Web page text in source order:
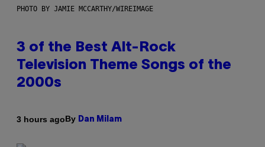
PHOTO BY JAMIE MCCARTHY/WIREIMAGE
3 of the Best Alt-Rock
Television Theme Songs of the
2000s
3 hours agoBy Dan Milam